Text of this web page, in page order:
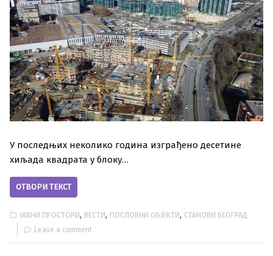
У последњих неколико година изграђено десетине
хиљада квадрата у блоку…
ОТВОРИ ТЕКСТ
ЈАВНИ ПРОСТОРИ, ВЕСТИ, ПОСЛОВНИ ОБЈЕКТИ, СТАНОВИ БЕОГРАД
Leave a comment